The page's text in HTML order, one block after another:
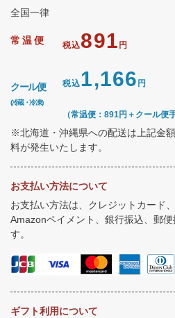
全国一律
常温便 税込891 円
クール便
(冷蔵・冷凍)
税込1,166 円
（常温便：891円＋クール便
※北海道・沖縄県への配送は上記金
料が発生いたします。
お支払い方法について
お支払い方法は、クレジットカード
Amazonペイメント、銀行振込、郵
す。
ギフト利用について